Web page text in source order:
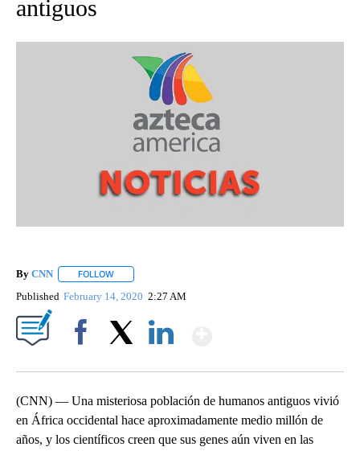
antiguos
By CNN FOLLOW
Published February 14, 2020 2:27 AM
(CNN) — Una misteriosa población de humanos antiguos vivió
en África occidental hace aproximadamente medio millón de
años, y los científicos creen que sus genes aún viven en las